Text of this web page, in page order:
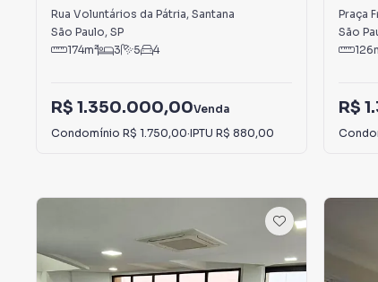
Rua Voluntários da Pátria, Santana
São Paulo, SP
174m² 3 5 4
R$ 1.350.000,00Venda
Condomínio R$ 1.750,00·IPTU R$ 880,00
Praça
São
126
R$